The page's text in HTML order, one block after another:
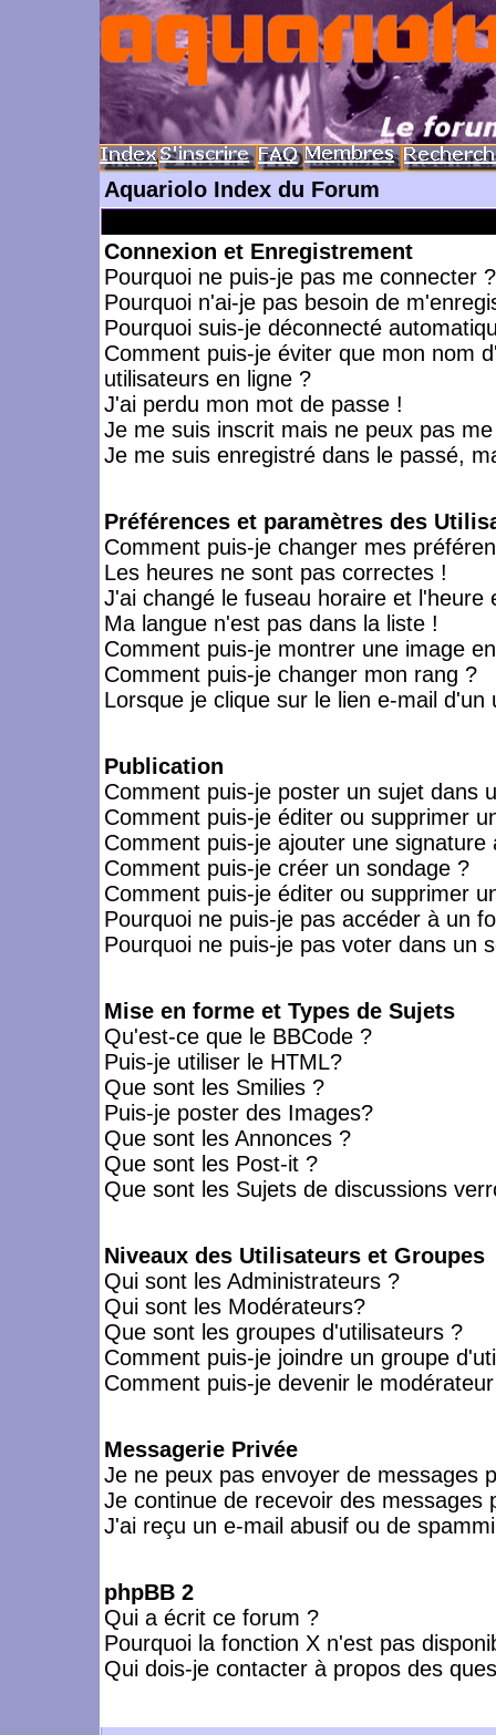
Aquariolo Index du Forum
Connexion et Enregistrement
Pourquoi ne puis-je pas me connecter ?
Pourquoi n'ai-je pas besoin de
Pourquoi suis-je déconnecté
Comment puis-je éviter que mon nom
utilisateurs en ligne ?
J'ai perdu mon mot de passe !
Je me suis inscrit mais ne peux pas
Je me suis enregistré dans le passé,
Préférences et paramètres des
Comment puis-je changer mes
Les heures ne sont pas correctes !
J'ai changé le fuseau horaire et l'heure
Ma langue n'est pas dans la liste !
Comment puis-je montrer une image
Comment puis-je changer mon rang ?
Lorsque je clique sur le lien e-mail
Publication
Comment puis-je poster un sujet dans
Comment puis-je éditer ou supprimer
Comment puis-je ajouter une signature
Comment puis-je créer un sondage ?
Comment puis-je éditer ou supprimer
Pourquoi ne puis-je pas accéder à un
Pourquoi ne puis-je pas voter dans un
Mise en forme et Types de Sujets
Qu'est-ce que le BBCode ?
Puis-je utiliser le HTML?
Que sont les Smilies ?
Puis-je poster des Images?
Que sont les Annonces ?
Que sont les Post-it ?
Que sont les Sujets de discussions
Niveaux des Utilisateurs et Groupes
Qui sont les Administrateurs ?
Qui sont les Modérateurs?
Que sont les groupes d'utilisateurs ?
Comment puis-je joindre un groupe
Comment puis-je devenir le
Messagerie Privée
Je ne peux pas envoyer de messages
Je continue de recevoir des messages
J'ai reçu un e-mail abusif ou de
phpBB 2
Qui a écrit ce forum ?
Pourquoi la fonction X n'est pas
Qui dois-je contacter à propos des